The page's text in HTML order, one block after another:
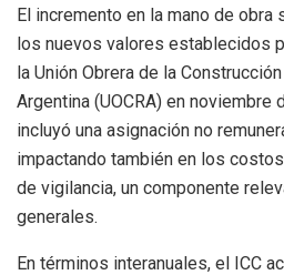
El incremento en la mano de obra
los nuevos valores establecidos
la Unión Obrera de la
Argentina (UOCRA) en noviembre
incluyó una asignación no
impactando también en los
de vigilancia, un componente
generales.
En términos interanuales, el ICC